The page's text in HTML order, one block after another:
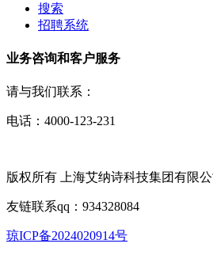
搜索
招聘系统
业务咨询和客户服务
请与我们联系：
电话：4000-123-231
版权所有 上海艾纳诗科技集团有限公
友链联系qq：934328084
琼ICP备2024020914号